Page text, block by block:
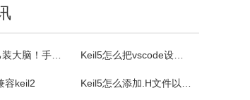
你学会安装使用Agent Skill Keil5怎么把vscode设置外部编辑器
容keil2 Keil5怎么添加.H文件以及Keil5添加.H文件的方法